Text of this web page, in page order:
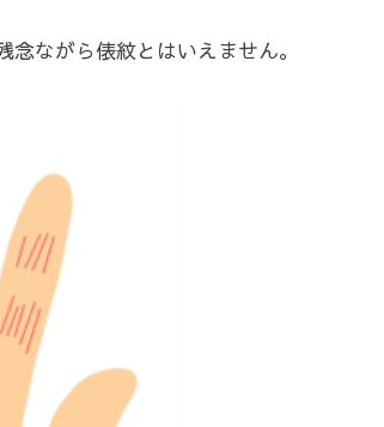
ながら俵紋とはいえません。